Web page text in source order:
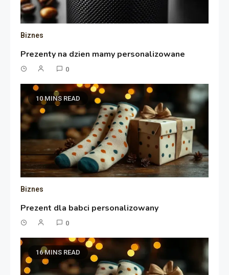
Biznes
Prezenty na dzien mamy personalizowane
0
10 MINS READ
Biznes
Prezent dla babci personalizowany
0
16 MINS READ